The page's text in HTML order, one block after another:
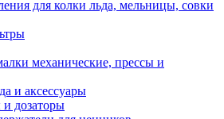
для колки льда, мельницы, совки
механические, прессы и
и аксессуары
дозаторы